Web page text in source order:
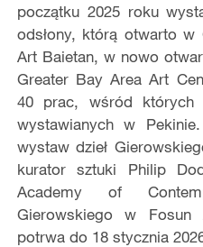
początku 2025 roku
odsłony, którą otwarto
Art Baietan, w nowo
Greater Bay Area Art
40 prac, wśród których
wystawianych w
wystaw dzieł
kurator sztuki Philip
Academy of
Gierowskiego w
potrwa do 18 stycznia